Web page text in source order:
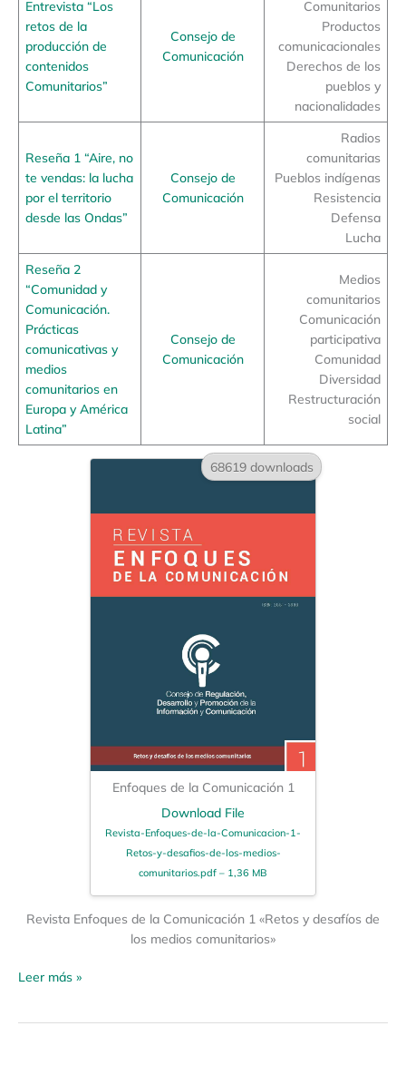
Entrevista “Los
retos de la
producción de
contenidos
Comunitarios”
Consejo de
Comunicación
Comunitarios
Productos
comunicacionales
Derechos de los
pueblos y
nacionalidades
Reseña 1 “Aire, no
te vendas: la lucha
por el territorio
desde las Ondas”
Consejo de
Comunicación
Radios
comunitarias
Pueblos indígenas
Resistencia
Defensa
Lucha
Reseña 2
“Comunidad y
Comunicación.
Prácticas
comunicativas y
medios
comunitarios en
Europa y América
Latina”
Consejo de
Comunicación
Medios
comunitarios
Comunicación
participativa
Comunidad
Diversidad
Restructuración
social
68619 downloads
Enfoques de la Comunicación 1
Download File
Revista-Enfoques-de-la-Comunicacion-1-
Retos-y-desafios-de-los-medios-
comunitarios.pdf – 1,36 MB
Revista Enfoques de la Comunicación 1 «Retos y desafíos de
los medios comunitarios»
Leer más »